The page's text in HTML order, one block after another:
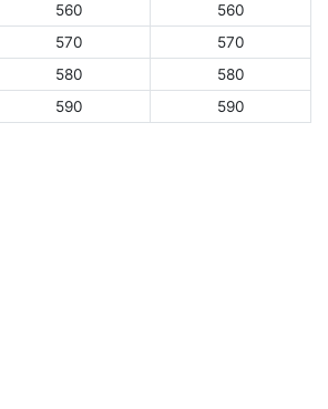
560
560
570
570
580
580
590 590